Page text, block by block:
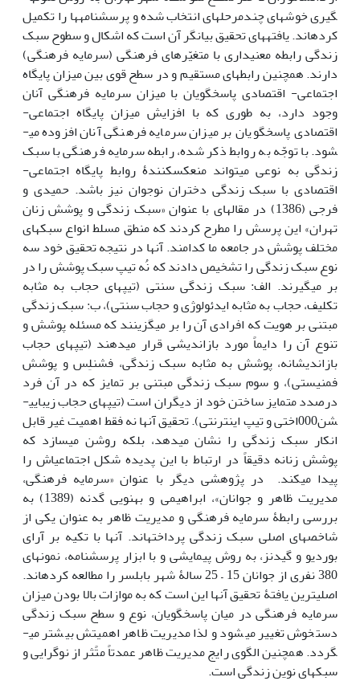
گیری خوشه­ای چندمرحله­ای انتخاب شده و پرسش‎نامه­ها را تکمیل
کرده­اند. یافته­های تحقیق بیانگر آن است که اشکال و سطوح سبک
زندگی رابطه معنی­داری با متغیّرهای فرهنگی (سرمایه فرهنگی)
دارند. همچنین رابطه­ای مستقیم و در سطح قوی بین میزان پایگاه
اجتماعی- اقتصادی پاسخ‎گویان با میزان سرمایه فرهنگی آنان
وجود دارد، به طوری که با افزایش میزان پایگاه اجتماعی-
اقتصادی پاسخ‎گویان بر میزان سرمایه فرهنگی آنان افزوده می­
شود. با توجّه به روابط ذکر شده، رابطه سرمایه فرهنگی با سبک
زندگی به نوعی می­تواند منعکس­کنندۀ روابط پایگاه اجتماعی-
اقتصادی با سبک زندگی دختران نوجوان نیز باشد. حمیدی و
فرجی (1386) در مقاله­ای با عنوان «سبک زندگی و پوشش زنان
تهران» این پرسش را مطرح کردند که منطق مسلط انواع سبک­های
مختلف پوشش در جامعه ما کدامند. آن‏ها در نتیجه تحقیق خود سه
نوع سبک زندگی را تشخیص دادند که نُه تیپ سبک پوشش را در
بر می­گیرند. الف: سبک زندگی سنتی (تیپ­های حجاب به مثابه
تکلیف، حجاب به مثابه ایدئولوژی و حجاب سنتی)، ب: سبک زندگی
مبتنی بر هویت که افرادی آن را بر می­گزینند که مسئله پوشش و
تنوع آن را دایماً مورد بازاندیشی قرار می­دهند (تیپ­های حجاب
بازاندیشانه، پوشش به مثابه سبک زندگی، فشن­لِس و پوشش
فمنیستی)، و سوم سبک زندگی مبتنی بر تمایز که در آن فرد
درصدد متمایز ساختن خود از دیگران است (تیپ­های حجاب زیبایی­
شن000اختی و تیپ اینترنتی). تحقیق آن‏ها نه فقط اهمیت غیر قابل
انکار سبک زندگی را نشان می­دهد، بلکه روشن می­سازد که
پوشش زنانه دقیقاً در ارتباط با این پدیده شکل اجتماعی­اش را
پیدا می­کند. در پژوهشی دیگر با عنوان «سرمایه فرهنگی،
مدیریت ظاهر و جوانان»، ابراهیمی و بهنویی گدنه (1389) به
بررسی رابطۀ سرمایه فرهنگی و مدیریت ظاهر به عنوان یکی از
شاخص­های اصلی سبک زندگی پرداخته­اند. آن‏ها با تکیه بر آرای
بوردیو و گیدنز، به روش پیمایشی و با ابزار پرسش‎نامه، نمونه­ای
380 نفری از جوانان 15 – 25 سالۀ شهر بابلسر را مطالعه کرده­اند.
اصلی­ترین یافتۀ تحقیق آن‏ها این است که به موازات بالا بودن میزان
سرمایه فرهنگی در میان پاسخ‎گویان، نوع و سطح سبک زندگی
دستخوش تغییر می­شود و لذا مدیریت ظاهر اهمیتش بیشتر می­
گردد. همچنین الگوی رایج مدیریت ظاهر عمدتاً متًثر از نوگرایی و
سبک­های نوین زندگی است.